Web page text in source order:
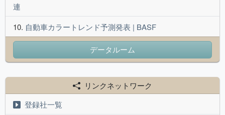
連
自動車カラートレンド予測発表 | BASF
データルーム
リンクネットワーク
登録社一覧